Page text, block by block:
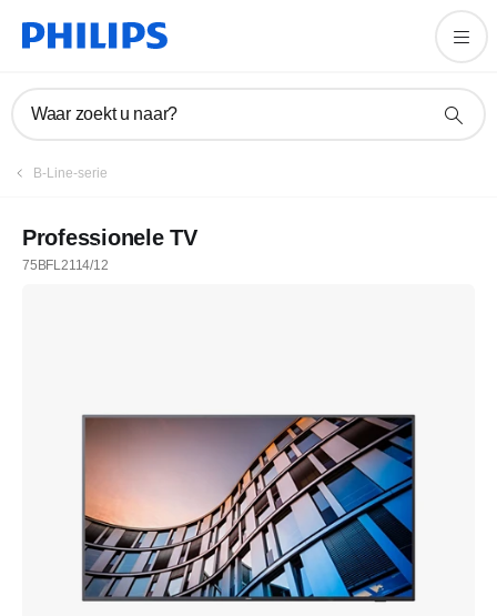
Waar zoekt u naar?
B-Line-serie
Professionele TV
75BFL2114/12